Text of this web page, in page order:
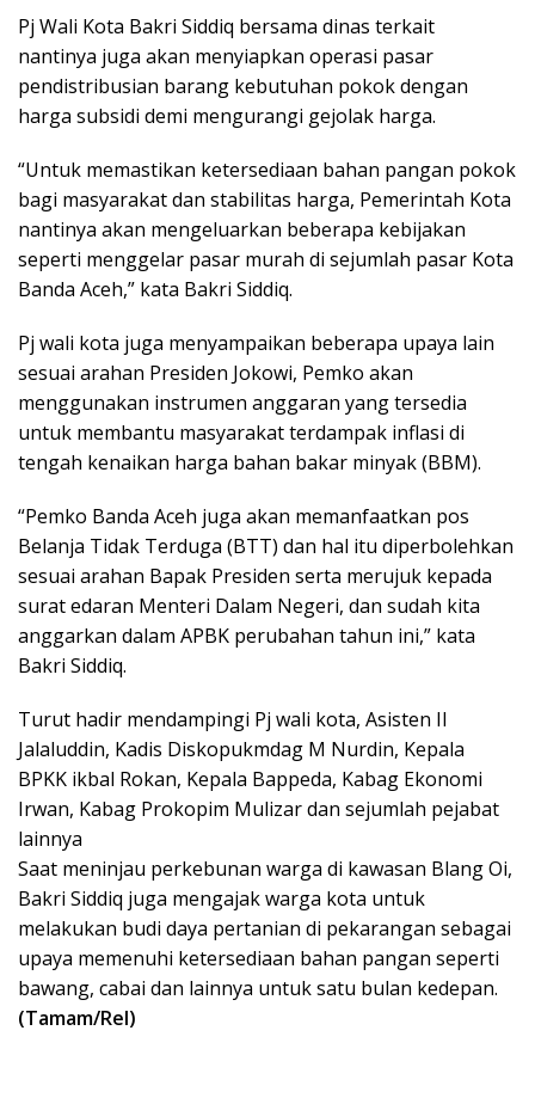
Pj Wali Kota Bakri Siddiq bersama dinas terkait
nantinya juga akan menyiapkan operasi pasar
pendistribusian barang kebutuhan pokok dengan
harga subsidi demi mengurangi gejolak harga.
“Untuk memastikan ketersediaan bahan pangan pokok
bagi masyarakat dan stabilitas harga, Pemerintah Kota
nantinya akan mengeluarkan beberapa kebijakan
seperti menggelar pasar murah di sejumlah pasar Kota
Banda Aceh,” kata Bakri Siddiq.
Pj wali kota juga menyampaikan beberapa upaya lain
sesuai arahan Presiden Jokowi, Pemko akan
menggunakan instrumen anggaran yang tersedia
untuk membantu masyarakat terdampak inflasi di
tengah kenaikan harga bahan bakar minyak (BBM).
“Pemko Banda Aceh juga akan memanfaatkan pos
Belanja Tidak Terduga (BTT) dan hal itu diperbolehkan
sesuai arahan Bapak Presiden serta merujuk kepada
surat edaran Menteri Dalam Negeri, dan sudah kita
anggarkan dalam APBK perubahan tahun ini,” kata
Bakri Siddiq.
Turut hadir mendampingi Pj wali kota, Asisten II
Jalaluddin, Kadis Diskopukmdag M Nurdin, Kepala
BPKK ikbal Rokan, Kepala Bappeda, Kabag Ekonomi
Irwan, Kabag Prokopim Mulizar dan sejumlah pejabat
lainnya
Saat meninjau perkebunan warga di kawasan Blang Oi,
Bakri Siddiq juga mengajak warga kota untuk
melakukan budi daya pertanian di pekarangan sebagai
upaya memenuhi ketersediaan bahan pangan seperti
bawang, cabai dan lainnya untuk satu bulan kedepan.
(Tamam/Rel)